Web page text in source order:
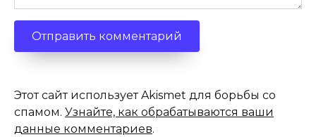
Этот сайт использует Akismet для борьбы со
спамом. Узнайте, как обрабатываются ваши
данные комментариев.